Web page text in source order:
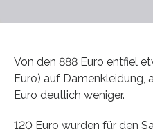
Von den 888 Euro entfiel
Euro) auf Damenkleidung,
Euro deutlich weniger.
120 Euro wurden für den